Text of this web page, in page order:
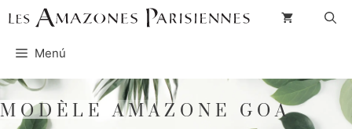
Saltar
contenido
Menú
MODÈLE AMAZONE GOA